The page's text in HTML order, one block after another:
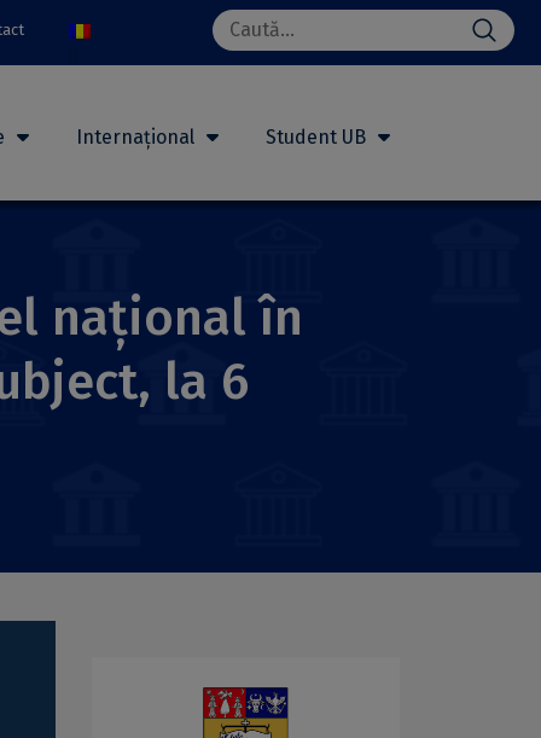
Search
for:
Internațional Student UB
național în
la 6